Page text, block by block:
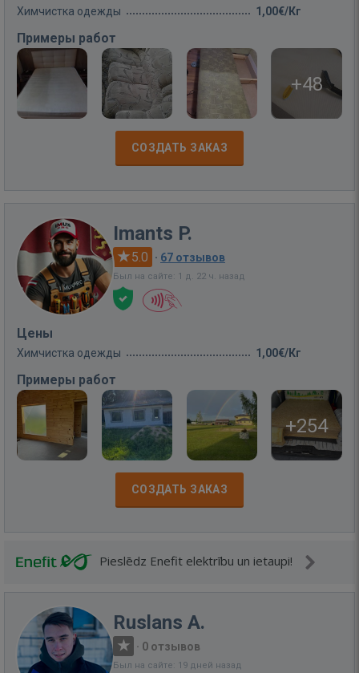
Химчистка одежды 1,00€/Кг
Примеры работ
+48
СОЗДАТЬ ЗАКАЗ
Imants P.
5.0 · 67 отзывов
Был на сайте: 1 д. 22 ч. назад
Цены
Химчистка одежды 1,00€/Кг
Примеры работ
+254
СОЗДАТЬ ЗАКАЗ
Pieslēdz Enefit elektrību un ietaupi!
Ruslans A.
· 0 отзывов
Был на сайте: 19 дней назад